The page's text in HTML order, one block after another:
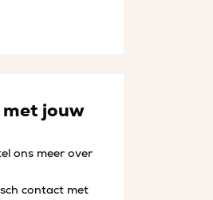
jouw
ons meer over
contact met